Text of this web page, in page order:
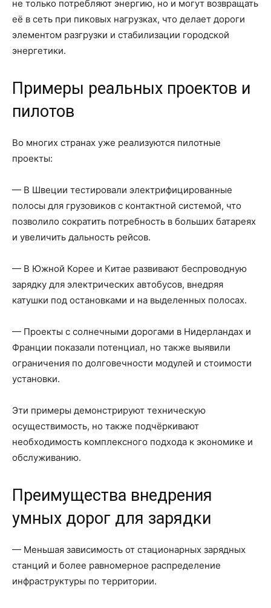
не только потребляют энергию, но и могут возвращать
её в сеть при пиковых нагрузках, что делает дороги
элементом разгрузки и стабилизации городской
энергетики.
Примеры реальных проектов и
пилотов
Во многих странах уже реализуются пилотные
проекты:
— В Швеции тестировали электрифицированные
полосы для грузовиков с контактной системой, что
позволило сократить потребность в больших батареях
и увеличить дальность рейсов.
— В Южной Корее и Китае развивают беспроводную
зарядку для электрических автобусов, внедряя
катушки под остановками и на выделенных полосах.
— Проекты с солнечными дорогами в Нидерландах и
Франции показали потенциал, но также выявили
ограничения по долговечности модулей и стоимости
установки.
Эти примеры демонстрируют техническую
осуществимость, но также подчёркивают
необходимость комплексного подхода к экономике и
обслуживанию.
Преимущества внедрения
умных дорог для зарядки
— Меньшая зависимость от стационарных зарядных
станций и более равномерное распределение
инфраструктуры по территории.